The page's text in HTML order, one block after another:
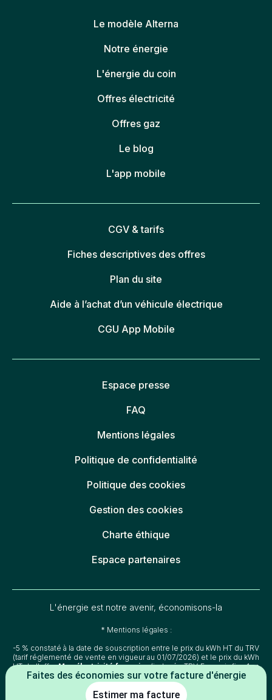
Faites des économies sur votre facture d'énergie
Estimer ma facture
Le modèle Alterna
Notre énergie
L'énergie du coin
Offres électricité
Offres gaz
Le blog
L'app mobile
CGV & tarifs
Fiches descriptives des offres
Plan du site
Aide à l’achat d’un véhicule électrique
CGU App Mobile
Espace presse
FAQ
Mentions légales
Politique de confidentialité
Politique des cookies
Gestion des cookies
Charte éthique
Espace partenaires
L'énergie est notre avenir, économisons-la
* Mentions légales :
-5 % constaté à la date de souscription entre le prix du kWh HT du TRV
(tarif réglementé de vente en vigueur au 01/07/2026) et le prix du kWh
HT de l'offreMon électricité française(indexée TRV-E ou prix fixe 1 an
de la part de l'électricité) d'Alterna énergie.
-2 % constaté à la date de souscription entre le prix du kWh HT du TRV
(tarif réglementé de vente en vigueur au 01/07/2026) et le prix du kWh